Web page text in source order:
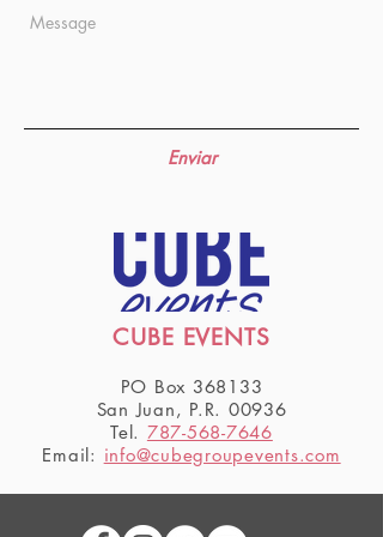
Enviar
CUBE EVENTS
PO Box 368133
San Juan, P.R. 00936
Tel. 787-568-7646
Email: info@cubegroupevents.com